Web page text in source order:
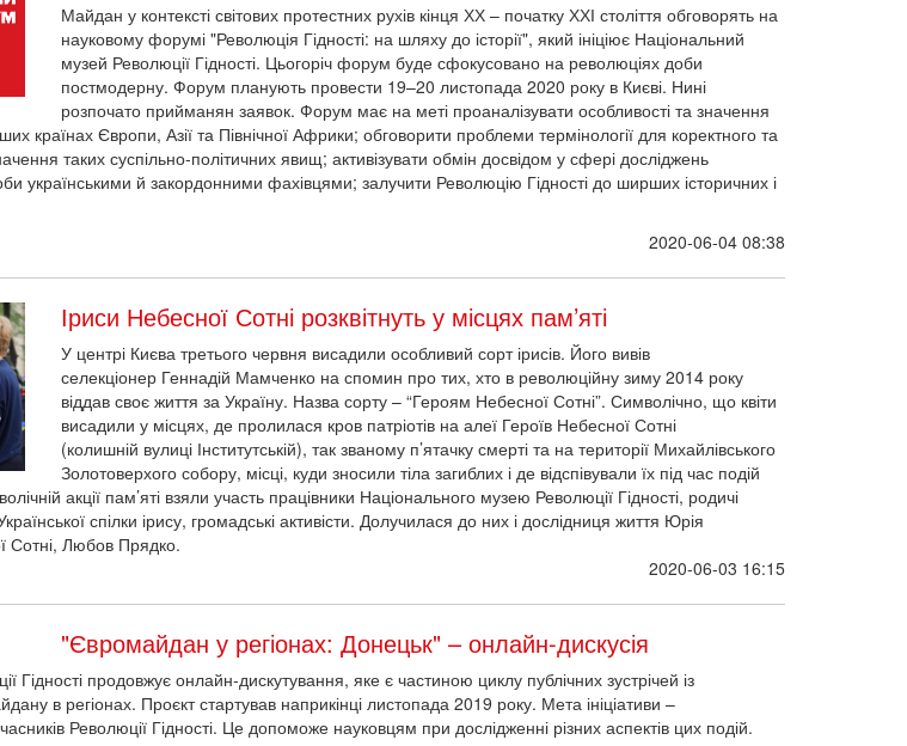
Майдан у контексті світових протестних рухів кінця ХХ – початку ХХІ століття обговорять на
науковому форумі "Революція Гідності: на шляху до історії", який ініціює Національний
музей Революції Гідності. Цьогоріч форум буде сфокусовано на революціях доби
постмодерну. Форум планують провести 19–20 листопада 2020 року в Києві. Нині
розпочато прийманян заявок. Форум має на меті проаналізувати особливості та значення
країнах Європи, Азії та Північної Африки; обговорити проблеми термінології для коректного та
таких суспільно-політичних явищ; активізувати обмін досвідом у сфері досліджень
українськими й закордонними фахівцями; залучити Революцію Гідності до ширших історичних і
2020-06-04 08:38
Іриси Небесної Сотні розквітнуть у місцях пам’яті
У центрі Києва третього червня висадили особливий сорт ірисів. Його вивів
селекціонер Геннадій Мамченко на спомин про тих, хто в революційну зиму 2014 року
віддав своє життя за Україну. Назва сорту – “Героям Небесної Сотні”. Символічно, що квіти
висадили у місцях, де пролилася кров патріотів на алеї Героїв Небесної Сотні
(колишній вулиці Інститутській), так званому п’ятачку смерті та на території Михайлівського
Золотоверхого собору, місці, куди зносили тіла загиблих і де відспівували їх під час подій
акції пам’яті взяли участь працівники Національного музею Революції Гідності, родичі
спілки ірису, громадські активісти. Долучилася до них і дослідниця життя Юрія
Сотні, Любов Прядко.
2020-06-03 16:15
"Євромайдан у регіонах: Донецьк" – онлайн-дискусія
Гідності продовжує онлайн-дискутування, яке є частиною циклу публічних зустрічей із
в регіонах. Проєкт стартував наприкінці листопада 2019 року. Мета ініціативи –
Революції Гідності. Це допоможе науковцям при дослідженні різних аспектів цих подій.